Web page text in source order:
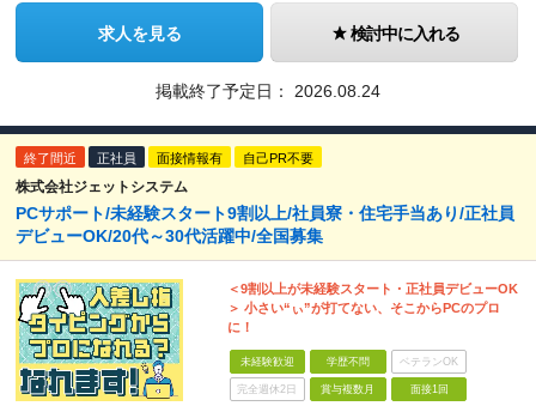
求人を見る 検討中に入れる
掲載終了予定日： 2026.08.24
終了間近 正社員 面接情報有 自己PR不要
株式会社ジェットシステム
PCサポート/未経験スタート9割以上/社員寮・住宅手当あり/正社員
デビューOK/20代～30代活躍中/全国募集
＜9割以上が未経験スタート・正社員デビューOK
＞ 小さい“ぃ”が打てない、そこからPCのプロ
に！
未経験歓迎 学歴不問 ベテランOK
完全週休2日 賞与複数月 面接1回